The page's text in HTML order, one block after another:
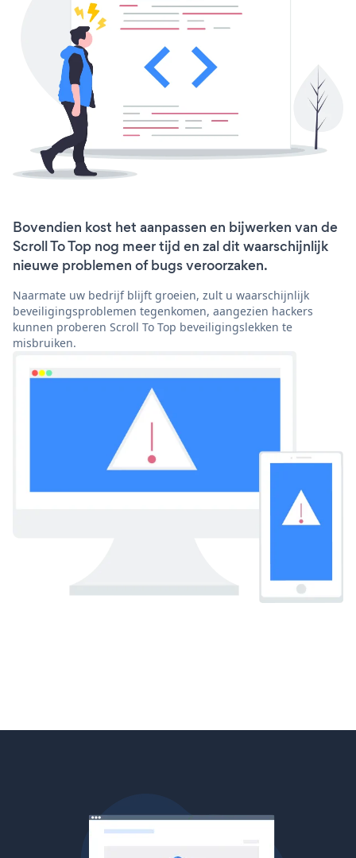
Bovendien kost het aanpassen en bijwerken van de
Scroll To Top nog meer tijd en zal dit waarschijnlijk
nieuwe problemen of bugs veroorzaken.
Naarmate uw bedrijf blijft groeien, zult u waarschijnlijk
beveiligingsproblemen tegenkomen, aangezien hackers
kunnen proberen Scroll To Top beveiligingslekken te
misbruiken.